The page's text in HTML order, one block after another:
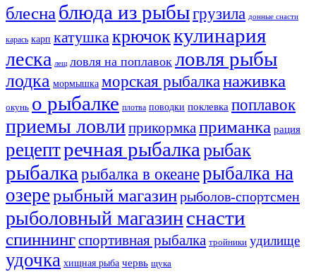
блеснаблюда из рыбыгрузила донные снасти
карась карп катушкакрючоккулинария
леска лещ ловля на поплавок ловля рыбы
лодка мормышка морская рыбалканаживка
окунь о рыбалке плотва поводки поклевка поплавок
приемы ловлиприкормкаприманка рация
рецептречная рыбалкарыбак
рыбалкарыбалка в океанерыбалка на
озерерыбный магазинрыболов-спортсмен
рыболовный магазинснасти
спиннингспортивная рыбалка тройники удилище
удочка хищная рыба червь щука